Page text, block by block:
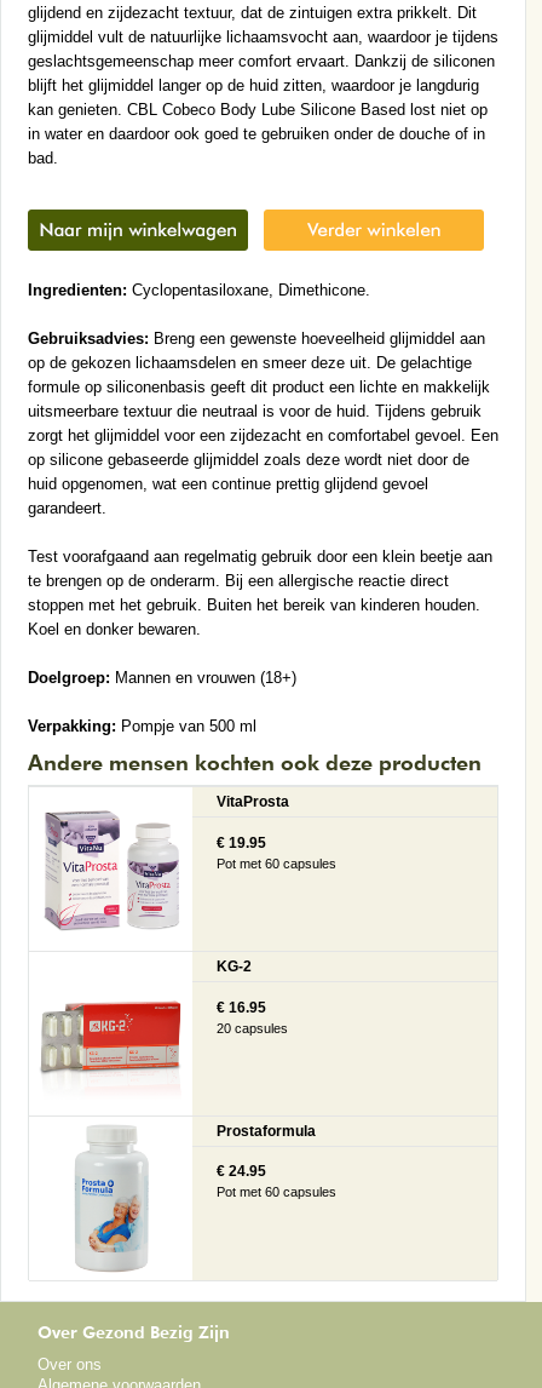
glijdend en zijdezacht textuur, dat de zintuigen extra prikkelt. Dit
glijmiddel vult de natuurlijke lichaamsvocht aan, waardoor je tijdens
geslachtsgemeenschap meer comfort ervaart. Dankzij de siliconen
blijft het glijmiddel langer op de huid zitten, waardoor je langdurig
kan genieten. CBL Cobeco Body Lube Silicone Based lost niet op
in water en daardoor ook goed te gebruiken onder de douche of in
bad.
Ingredienten: Cyclopentasiloxane, Dimethicone.
Gebruiksadvies: Breng een gewenste hoeveelheid glijmiddel aan
op de gekozen lichaamsdelen en smeer deze uit. De gelachtige
formule op siliconenbasis geeft dit product een lichte en makkelijk
uitsmeerbare textuur die neutraal is voor de huid. Tijdens gebruik
zorgt het glijmiddel voor een zijdezacht en comfortabel gevoel. Een
op silicone gebaseerde glijmiddel zoals deze wordt niet door de
huid opgenomen, wat een continue prettig glijdend gevoel
garandeert.
Test voorafgaand aan regelmatig gebruik door een klein beetje aan
te brengen op de onderarm. Bij een allergische reactie direct
stoppen met het gebruik. Buiten het bereik van kinderen houden.
Koel en donker bewaren.
Doelgroep: Mannen en vrouwen (18+)
Verpakking: Pompje van 500 ml
Andere mensen kochten ook deze producten
VitaProsta
€ 19.95
Pot met 60 capsules
KG-2
€ 16.95
20 capsules
Prostaformula
€ 24.95
Pot met 60 capsules
Over Gezond Bezig Zijn
Over ons